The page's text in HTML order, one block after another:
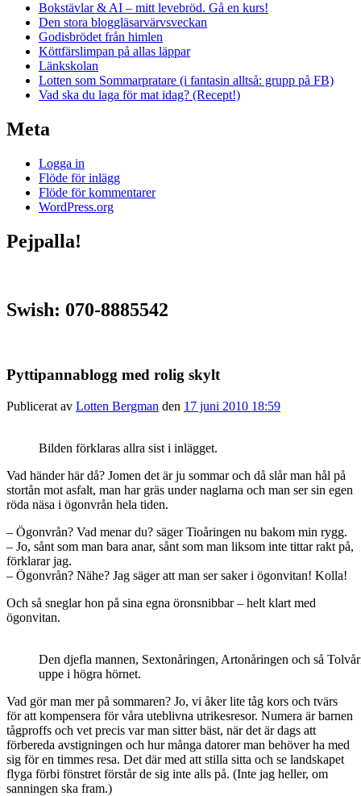
Bokstävlar & AI – mitt levebröd. Gå en kurs!
Den stora bloggläsarvärvsveckan
Godisbrödet från himlen
Köttfärslimpan på allas läppar
Länkskolan
Lotten som Sommarpratare (i fantasin alltså: grupp på FB)
Vad ska du laga för mat idag? (Recept!)
Meta
Logga in
Flöde för inlägg
Flöde för kommentarer
WordPress.org
Pejpalla!
Swish: 070-8885542
Pyttipannablogg med rolig skylt
Publicerat av Lotten Bergman den 17 juni 2010 18:59
Bilden förklaras allra sist i inlägget.
Vad händer här då? Jomen det är ju sommar och då slår man hål på
stortån mot asfalt, man har gräs under naglarna och man ser sin egen
röda näsa i ögonvrån hela tiden.
– Ögonvrån? Vad menar du? säger Tioåringen nu bakom min rygg.
– Jo, sånt som man bara anar, sånt som man liksom inte tittar rakt på,
förklarar jag.
– Ögonvrån? Nähe? Jag säger att man ser saker i ögonvitan! Kolla!
Och så sneglar hon på sina egna öronsnibbar – helt klart med
ögonvitan.
Den djefla mannen, Sextonåringen, Artonåringen och så
uppe i högra hörnet.
Vad gör man mer på sommaren? Jo, vi åker lite tåg kors och tvärs
för att kompensera för våra uteblivna utrikesresor. Numera är barnen
tågproffs och vet precis var man sitter bäst, när det är dags att
förbereda avstigningen och hur många datorer man behöver ha med
sig för en timmes resa. Det där med att stilla sitta och se landskapet
flyga förbi fönstret förstår de sig inte alls på. (Inte jag heller, om
sanningen ska fram.)